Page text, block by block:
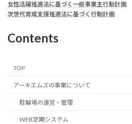
女性活躍推進法に基づく一般事業主行動計画
次世代育成支援推進法に基づく行動計画
Contents
TOP
アーキエムズの事業について
駐輪場の運営・管理
WEB定期システム